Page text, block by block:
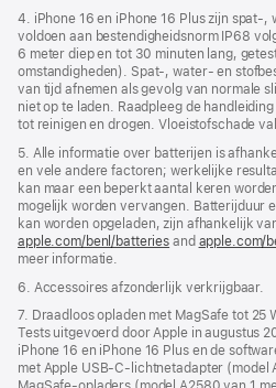
4. iPhone 16 en iPhone 16 Plus zijn spat‑,
voldoen aan bestendigheidsnorm IP68
6 meter diep en tot 30 minuten lang,
omstandigheden). Spat-, water- en
van tijd afnemen als gevolg van normale
niet op te laden. Raadpleeg de
tot reinigen en drogen. Vloeistof­­schade
5. Alle informatie over batterijen is
en vele andere factoren; werkelijke
kan maar een beperkt aantal keren
mogelijk worden vervangen. Batterijduur
kan worden opgeladen, zijn afhankelijk
apple.com/benl/batteries and apple.com/
meer informatie.
6. Accessoires afzonderlijk verkrijgbaar.
7. Draadloos opladen met MagSafe tot 25
Tests uitgevoerd door Apple in augustus
iPhone 16 en iPhone 16 Plus en de
met Apple USB‑C-lichtnet­adapter (model